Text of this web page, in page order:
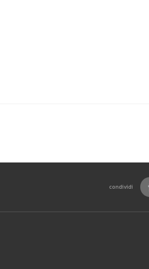
condividi